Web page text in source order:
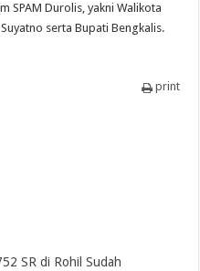
SPAM Durolis, yakni Walikota
serta Bupati Bengkalis.
print
SR di Rohil Sudah